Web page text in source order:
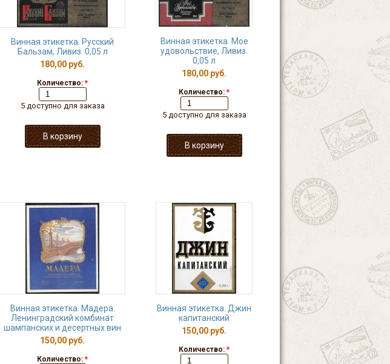
Винная этикетка. Русский
Бальзам, Ливиз. 0,05 л
180,00 руб.
Количество: *
5 доступно для заказа
Винная этикетка. Мое
удовольствие, Ливиз.
0,05 л
180,00 руб.
Количество: *
5 доступно для заказа
Винная этикетка. Мадера.
Ленинградский комбинат
шампанских и десертных вин
150,00 руб.
Количество: *
Винная этикетка. Джин
капитанский
150,00 руб.
Количество: *